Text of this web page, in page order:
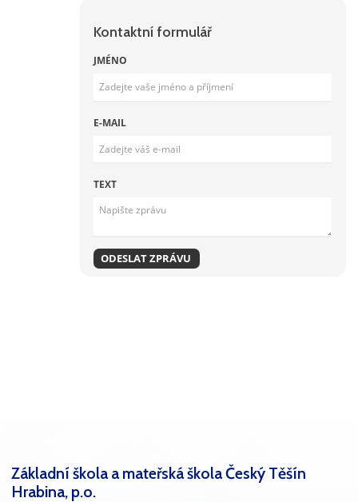
Kontaktní formulář
JMÉNO
E-MAIL
TEXT
Základní škola a mateřská škola Český Těšín
Hrabina, p.o.